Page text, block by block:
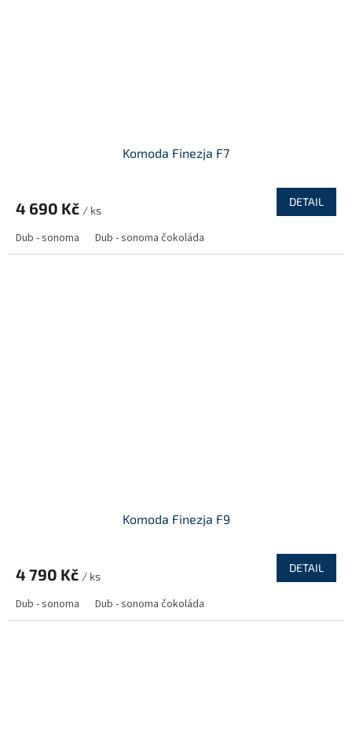
Komoda Finezja F7
4 690 Kč / ks
DETAIL
Dub - sonoma Dub - sonoma čokoláda
Komoda Finezja F9
4 790 Kč / ks
DETAIL
Dub - sonoma Dub - sonoma čokoláda